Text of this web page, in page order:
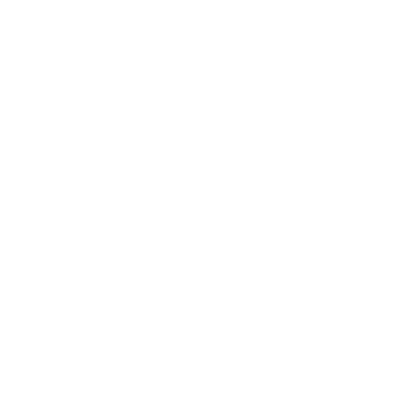
bei All Inclusive inklusive, angemessene
notwendig, Buffet, ohne Gebühr, bei All
Kindermenü: ohne Gebühr, Anfrage &